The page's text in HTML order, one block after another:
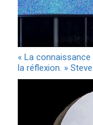
« La connaissance
la réflexion. »